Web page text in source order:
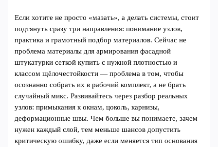
Если хотите не просто «мазать», а делать системы, стоит
подтянуть сразу три направления: понимание узлов,
практика и грамотный подбор материалов. Сейчас не
проблема материалы для армирования фасадной
штукатурки сеткой купить с нужной плотностью и
классом щёлочестойкости — проблема в том, чтобы
осознанно собрать их в рабочий комплект, а не брать
случайный микс. Развивайтесь через разбор реальных
узлов: примыкания к окнам, цоколь, карнизы,
деформационные швы. Чем больше вы понимаете, зачем
нужен каждый слой, тем меньше шансов допустить
критическую ошибку, даже если меняется тип основания